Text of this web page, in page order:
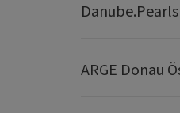
Danube.Pearls
ARGE Donau